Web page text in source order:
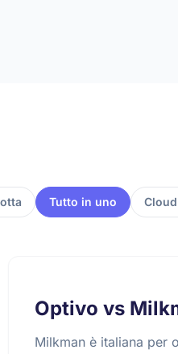
Tutto in uno
Optivo vs
Milkman è italiana per